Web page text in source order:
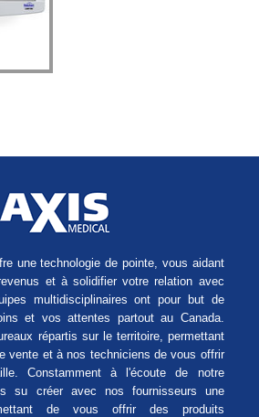
une technologie de pointe, vous aidant
et à solidifier votre relation avec
multidisciplinaires ont pour but de
et vos attentes partout au Canada.
répartis sur le territoire, permettant
vente et à nos techniciens de vous offrir
Constamment à l'écoute de notre
su créer avec nos fournisseurs une
de vous offrir des produits